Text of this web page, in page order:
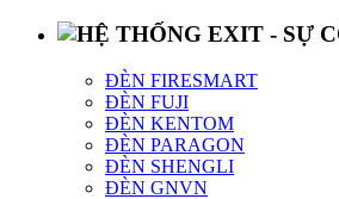
ĐÈN FIRESMART
ĐÈN FUJI
ĐÈN KENTOM
ĐÈN PARAGON
ĐÈN SHENGLI
ĐÈN GNVN